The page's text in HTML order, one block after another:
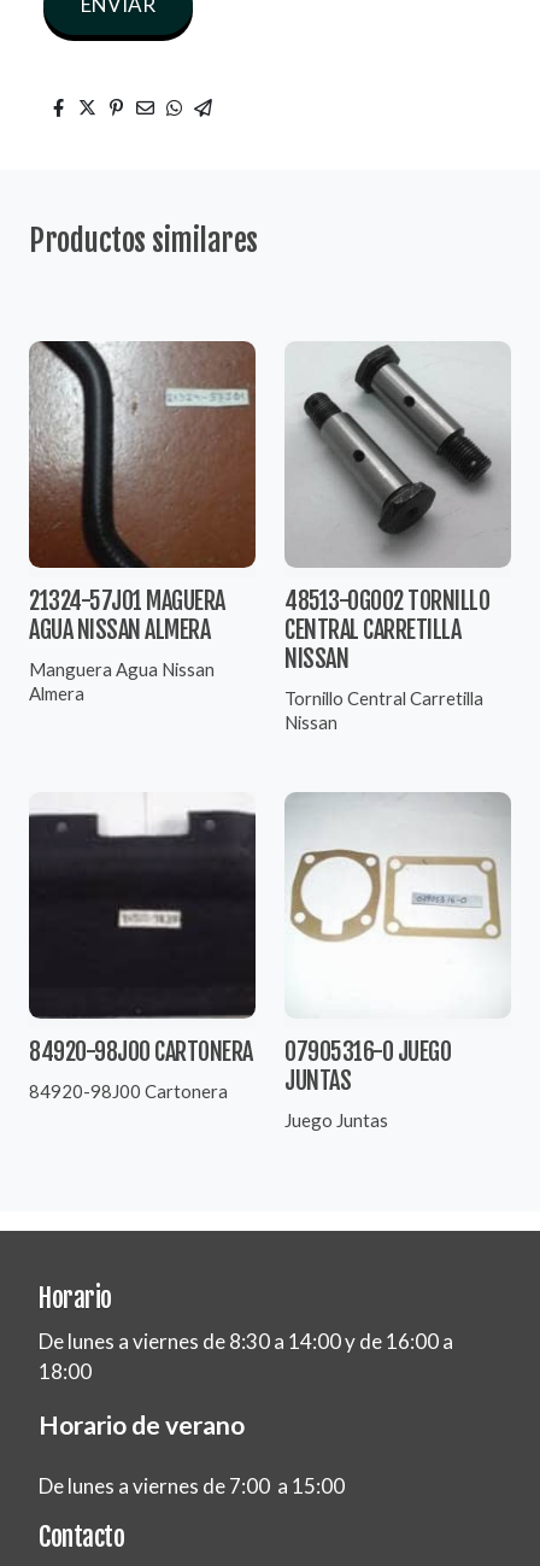
Productos similares
21324-57J01 MAGUERA
AGUA NISSAN ALMERA
Manguera Agua Nissan
Almera
48513-0G002 TORNILLO
CENTRAL CARRETILLA
NISSAN
Tornillo Central Carretilla
Nissan
84920-98J00 CARTONERA
84920-98J00 Cartonera
07905316-0 JUEGO
JUNTAS
Juego Juntas
Horario
De lunes a viernes de 8:30 a 14:00 y de 16:00 a
18:00
Horario de verano
De lunes a viernes de 7:00 a 15:00
Contacto